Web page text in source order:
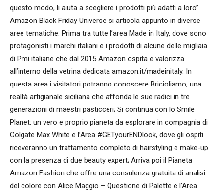
questo modo, li aiuta a scegliere i prodotti più adatti a loro”.
Amazon Black Friday Universe si articola appunto in diverse
aree tematiche. Prima tra tutte l’area Made in Italy, dove sono
protagonisti i marchi italiani e i prodotti di alcune delle migliaia
di Pmi italiane che dal 2015 Amazon ospita e valorizza
all’interno della vetrina dedicata amazon.it/madeinitaly. In
questa area i visitatori potranno conoscere Bricioliamo, una
realtà artigianale siciliana che affonda le sue radici in tre
generazioni di maestri pasticceri; Si continua con lo Smile
Planet: un vero e proprio pianeta da esplorare in compagnia di
Colgate Max White e l’Area #GETyourENDlook, dove gli ospiti
riceveranno un trattamento completo di hairstyling e make-up
con la presenza di due beauty expert; Arriva poi il Pianeta
Amazon Fashion che offre una consulenza gratuita di analisi
del colore con Alice Maggio – Questione di Palette e l’Area